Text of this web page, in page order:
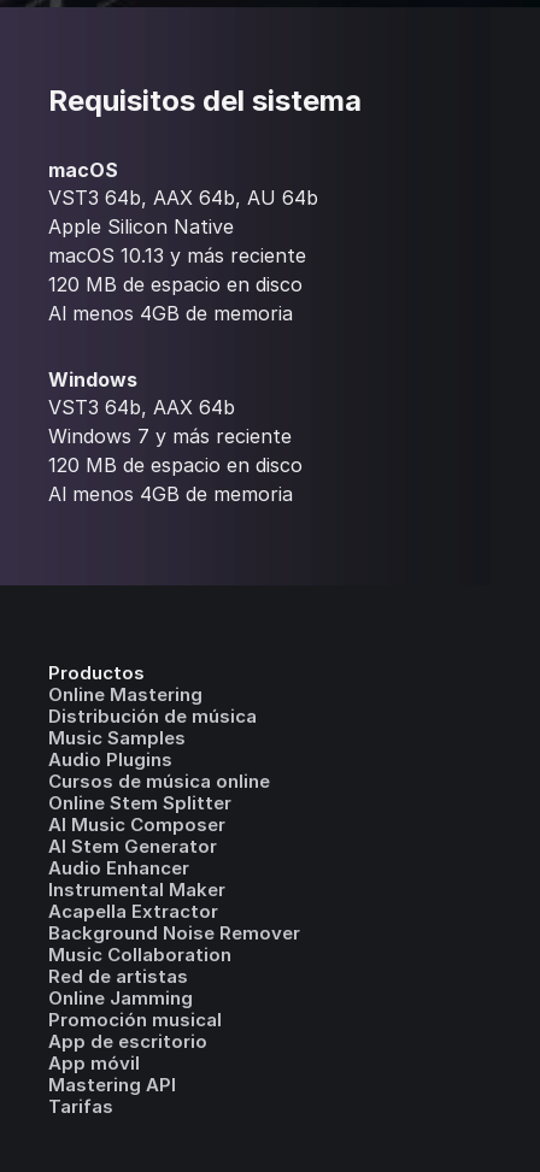
Requisitos del sistema
macOS
VST3 64b, AAX 64b, AU 64b
Apple Silicon Native
macOS 10.13 y más reciente
120 MB de espacio en disco
Al menos 4GB de memoria
Windows
VST3 64b, AAX 64b
Windows 7 y más reciente
120 MB de espacio en disco
Al menos 4GB de memoria
Productos
Online Mastering
Distribución de música
Music Samples
Audio Plugins
Cursos de música online
Online Stem Splitter
AI Music Composer
AI Stem Generator
Audio Enhancer
Instrumental Maker
Acapella Extractor
Background Noise Remover
Music Collaboration
Red de artistas
Online Jamming
Promoción musical
App de escritorio
App móvil
Mastering API
Tarifas